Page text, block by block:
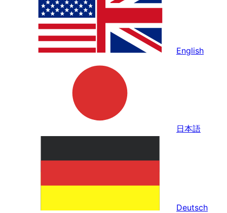
English
日本語
Deutsch